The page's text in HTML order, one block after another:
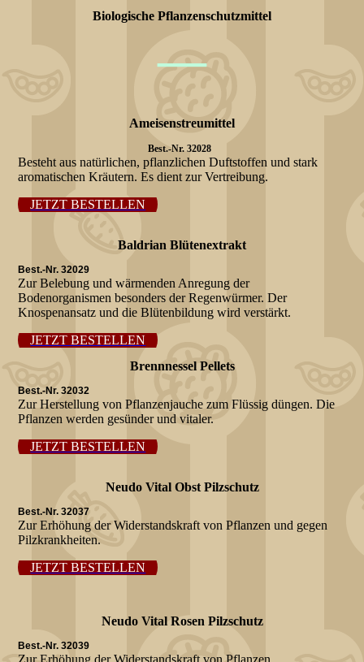
Biologische Pflanzenschutzmittel
—
Ameisenstreumittel
Best.-Nr. 32028
Besteht aus natürlichen, pflanzlichen Duftstoffen und stark
aromatischen Kräutern. Es dient zur Vertreibung.
JETZT BESTELLEN
Baldrian Blütenextrakt
Best.-Nr. 32029
Zur Belebung und wärmenden Anregung der
Bodenorganismen besonders der Regenwürmer. Der
Knospenansatz und die Blütenbildung wird verstärkt.
JETZT BESTELLEN
Brennnessel Pellets
Best.-Nr. 32032
Zur Herstellung von Pflanzenjauche zum Flüssig düngen. Die
Pflanzen werden gesünder und vitaler.
JETZT BESTELLEN
Neudo Vital Obst Pilzschutz
Best.-Nr. 32037
Zur Erhöhung der Widerstandskraft von Pflanzen und gegen
Pilzkrankheiten.
JETZT BESTELLEN
Neudo Vital Rosen Pilzschutz
Best.-Nr. 32039